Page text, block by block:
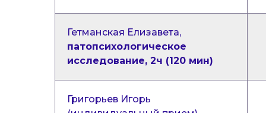
Гетманская Елизавета,
патопсихологическое
исследование, 2ч (120 мин)
Григорьев Игорь